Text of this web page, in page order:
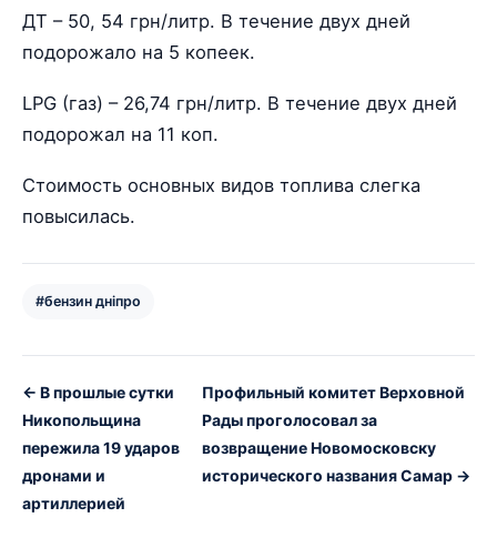
ДТ – 50, 54 грн/литр. В течение двух дней
подорожало на 5 копеек.
LPG (газ) – 26,74 грн/литр. В течение двух дней
подорожал на 11 коп.
Стоимость основных видов топлива слегка
повысилась.
#бензин дніпро
← В прошлые сутки
Никопольщина
пережила 19 ударов
дронами и
артиллерией
Профильный комитет Верховной
Рады проголосовал за
возвращение Новомосковску
исторического названия Самар →